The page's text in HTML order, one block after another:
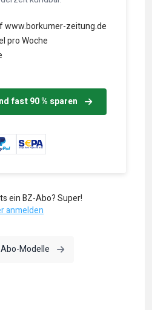
www.borkumer-zeitung.de
pro Woche
fast 90 % sparen
ein BZ-Abo? Super!
anmelden
Modelle